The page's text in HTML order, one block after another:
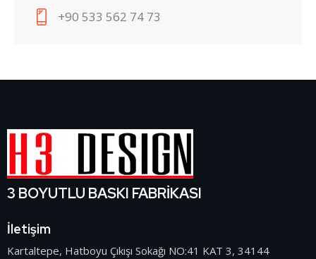
+90 533 562 74 73
3 BOYUTLU BASKI FABRİKASI
İletişim
Kartaltepe, Hatboyu Çıkışı Sokağı NO:41 KAT 3, 34144